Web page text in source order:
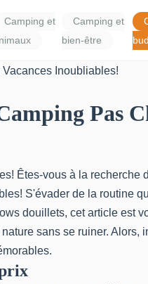
Camping et
Camping et
bien-être
Pas
Êtes-vous à la
S'évader de la routine
douillets, cet article
sans se ruiner.